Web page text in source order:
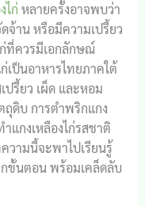
ไก่ หลายครั้งอาจพบว่า
จ้าน หรือมีความเปรี้ยว
ก่ที่ควรมีเอกลักษณ์
เป็นอาหารไทยภาคใต้
ปรี้ยว เผ็ด และหอม
ถุดิบ การตำพริกแกง
แกงเหลืองไก่รสชาติ
วามนี้จะพาไปเรียนรู้
กขั้นตอน พร้อมเคล็ดลับ